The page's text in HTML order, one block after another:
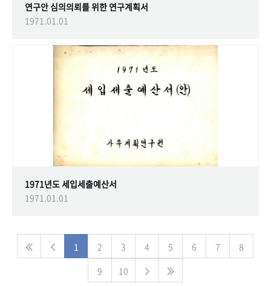
연구안 심의의뢰를 위한 연구계획서
1971.01.01
1971년도 세입세출예산서
1971.01.01
1 2 3 4 5 6 7
8
9
10